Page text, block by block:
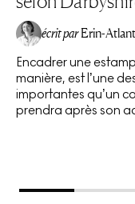
Enfin, Maurice
d'Hockney, figure
Maurice qui
afin qu'Hockney
dessus, afin de
personnages qui le
écrit par Erin-
Encadrer une
manière, est l’une
importantes qu’un
prendra après son